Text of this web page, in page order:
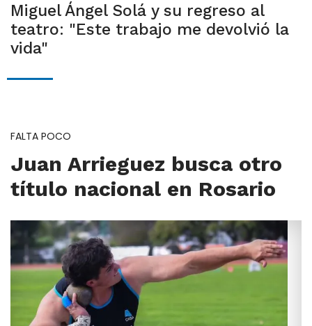
Miguel Ángel Solá y su regreso al
teatro: "Este trabajo me devolvió la
vida"
FALTA POCO
Juan Arrieguez busca otro
título nacional en Rosario